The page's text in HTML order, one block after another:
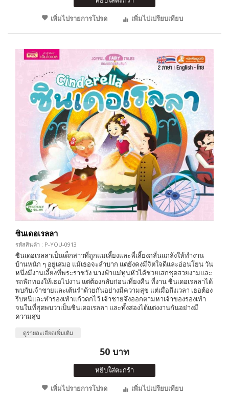
เพิ่มไปรายการโปรด
เพิ่มไปเปรียบเทียบ
ซินเดอเรลลา
รหัสสินค้า : P-YOU-0913
ซินเดอเรลลาเป็นเด็กสาวที่ถูกแม่เลี้ยงและพี่เลี้ยงกลั่นแกล้งให้ทำงาน
บ้านหนัก ๆ อยู่เสมอ แม้เธอจะลำบาก แต่ยังคงมีจิตใจดีและอ่อนโยน วัน
หนึ่งมีงานเลี้ยงที่พระราชวัง นางฟ้าแม่ทูนหัวได้ช่วยเสกชุดสวยงามและ
รถฟักทองให้เธอไปงาน แต่ต้องกลับก่อนเที่ยงคืน ที่งาน ซินเดอเรลลาได้
พบกับเจ้าชายและเต้นรำด้วยกันอย่างมีความสุข แต่เมื่อถึงเวลา เธอต้อง
รีบหนีและทำรองเท้าแก้วตกไว้ เจ้าชายจึงออกตามหาเจ้าของรองเท้า
จนในที่สุดพบว่าเป็นซินเดอเรลลา และทั้งสองได้แต่งงานกันอย่างมี
ความสุข
ดูรายละเอียดเพิ่มเติม
50 บาท
หยิบใส่ตะกร้า
เพิ่มไปรายการโปรด
เพิ่มไปเปรียบเทียบ